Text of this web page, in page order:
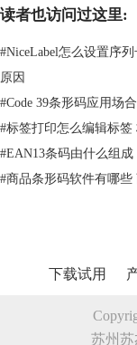
3、切换至尺寸选项卡
域。你可以根据您之前
调整标签在页面中的精
读者也访问过这里:
#NiceLabel怎么设置序
原因
#Code 39条形码应用场
#标签打印怎么编辑标
#EAN13条码由什么组
#商品条形码软件有哪
下载试用
苏州